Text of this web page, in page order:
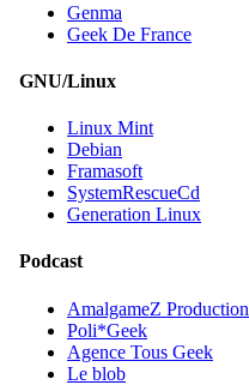
Genma
Geek De France
GNU/Linux
Linux Mint
Debian
Framasoft
SystemRescueCd
Generation Linux
Podcast
AmalgameZ Production
Poli*Geek
Agence Tous Geek
Le blob